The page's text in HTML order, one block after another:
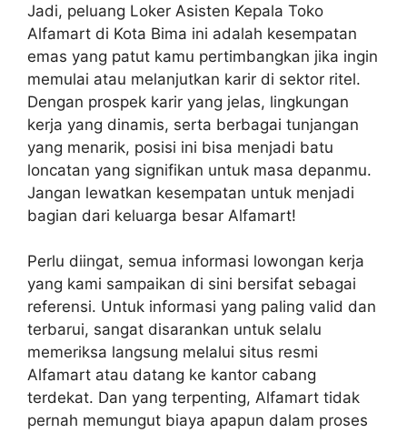
Jadi, peluang Loker Asisten Kepala Toko
Alfamart di Kota Bima ini adalah kesempatan
emas yang patut kamu pertimbangkan jika ingin
memulai atau melanjutkan karir di sektor ritel.
Dengan prospek karir yang jelas, lingkungan
kerja yang dinamis, serta berbagai tunjangan
yang menarik, posisi ini bisa menjadi batu
loncatan yang signifikan untuk masa depanmu.
Jangan lewatkan kesempatan untuk menjadi
bagian dari keluarga besar Alfamart!
Perlu diingat, semua informasi lowongan kerja
yang kami sampaikan di sini bersifat sebagai
referensi. Untuk informasi yang paling valid dan
terbarui, sangat disarankan untuk selalu
memeriksa langsung melalui situs resmi
Alfamart atau datang ke kantor cabang
terdekat. Dan yang terpenting, Alfamart tidak
pernah memungut biaya apapun dalam proses